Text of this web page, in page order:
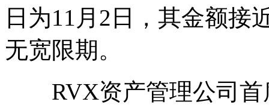
日为11月2日，其金额接
无宽限期。
RVX资产管理公司首